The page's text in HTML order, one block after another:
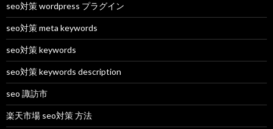
seo対策 wordpress プラグイン
seo対策 meta keywords
seo対策 keywords
seo対策 keywords description
seo 諏訪市
楽天市場 seo対策 方法